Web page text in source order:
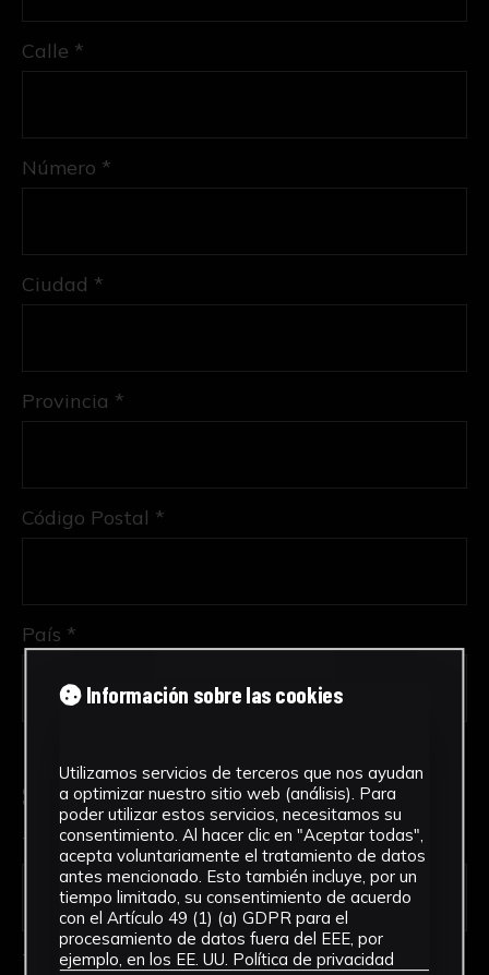
Calle *
Número *
Ciudad *
Provincia *
Código Postal *
País *
Solicitud de Servicio
Tipo de solicitud *
Tipo de uso *
Información sobre las cookies
Utilizamos servicios de terceros que nos ayudan
a optimizar nuestro sitio web (análisis). Para
poder utilizar estos servicios, necesitamos su
consentimiento. Al hacer clic en "Aceptar todas",
acepta voluntariamente el tratamiento de datos
antes mencionado. Esto también incluye, por un
tiempo limitado, su consentimiento de acuerdo
con el Artículo 49 (1) (a) GDPR para el
procesamiento de datos fuera del EEE, por
ejemplo, en los EE. UU. Política de privacidad